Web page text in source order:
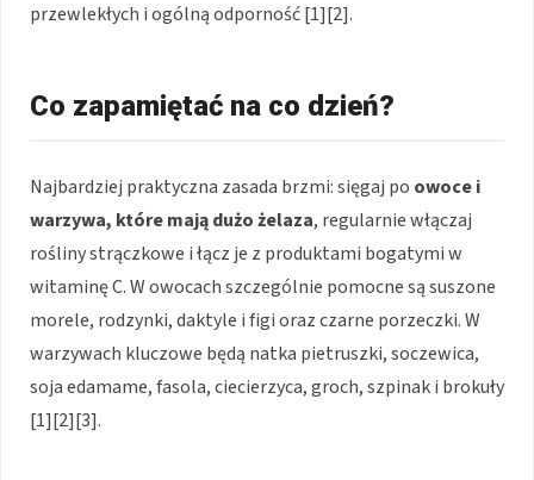
przewlekłych i ogólną odporność [1][2].
Co zapamiętać na co dzień?
Najbardziej praktyczna zasada brzmi: sięgaj po owoce i
warzywa, które mają dużo żelaza, regularnie włączaj
rośliny strączkowe i łącz je z produktami bogatymi w
witaminę C. W owocach szczególnie pomocne są suszone
morele, rodzynki, daktyle i figi oraz czarne porzeczki. W
warzywach kluczowe będą natka pietruszki, soczewica,
soja edamame, fasola, ciecierzyca, groch, szpinak i brokuły
[1][2][3].